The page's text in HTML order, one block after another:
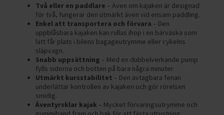
Två eller en paddlare – Även om kajaken är designad
för två, fungerar den utmärkt även vid ensam paddling.
Enkel att transportera och förvara – Den
uppblåsbara kajaken kan rullas ihop i en bärväska som
lätt får plats i bilens bagageutrymme eller cykelns
släpvagn.
Snabb uppsättning – Med en dubbelverkande pump
fylls sidorna och botten på bara några minuter.
Utmärkt kursstabilitet – Den avtagbara fenan
underlättar kontrollen av kajaken och gör rörelsen
smidig.
Äventyrsklar kajak – Mycket förvaringsutrymme och